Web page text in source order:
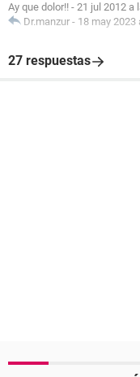
Ay que dolor!! - 21 jul 2012 a
Dr.manzur - 18 may 2023
27 respuestas